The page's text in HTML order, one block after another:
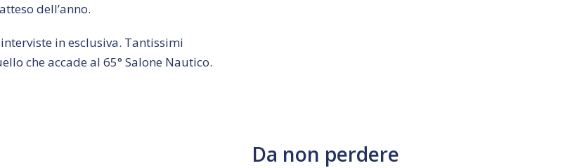
dell’anno.
in esclusiva. Tantissimi
che accade al 65° Salone Nautico.
Da non perdere